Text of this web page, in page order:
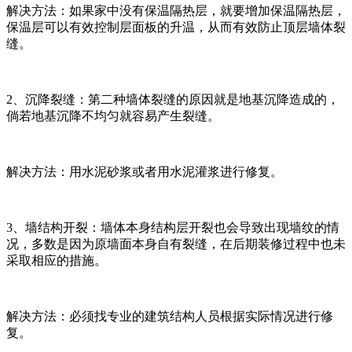
解决方法：如果家中没有保温隔热层，就要增加保温隔热层，
保温层可以有效控制层面板的升温，从而有效防止顶层墙体裂
缝。
2、沉降裂缝：第二种墙体裂缝的原因就是地基沉降造成的，
倘若地基沉降不均匀就容易产生裂缝。
解决方法：用水泥砂浆或者用水泥灌浆进行修复。
3、墙结构开裂：墙体本身结构层开裂也会导致出现墙纹的情
况，多数是因为原墙面本身自有裂缝，在后期装修过程中也未
采取相应的措施。
解决方法：必须找专业的建筑结构人员根据实际情况进行修
复。